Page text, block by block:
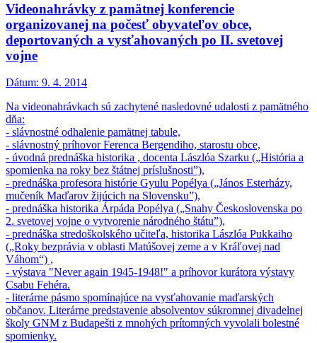
Videonahrávky z pamätnej konferencie
organizovanej na počesť obyvateľov obce,
deportovaných a vysťahovaných po II. svetovej
vojne
Dátum: 9. 4. 2014
Na videonahrávkach sú zachytené nasledovné udalosti z pamätného
dňa:
- slávnostné odhalenie pamätnej tabule,
- slávnostný príhovor Ferenca Bergendiho, starostu obce,
- úvodná prednáška historika , docenta Lászlóa Szarku („História a
spomienka na roky bez štátnej príslušnosti”),
- prednáška profesora histórie Gyulu Popélya („János Esterházy,
mučeník Maďarov žijúcich na Slovensku”),
- prednáška historika Árpáda Popélya („Snahy Československa po
2. svetovej vojne o vytvorenie národného štátu”),
- prednáška stredoškolského učiteľa, historika Lászlóa Pukkaiho
(„Roky bezprávia v oblasti Matúšovej zeme a v Kráľovej nad
Váhom“) ,
- výstava "Never again 1945-1948!" a príhovor kurátora výstavy
Csabu Fehéra.
- literárne pásmo spomínajúce na vysťahovanie maďarských
občanov. Literárne predstavenie absolventov súkromnej divadelnej
školy GNM z Budapešti z mnohých prítomných vyvolali bolestné
spomienky.